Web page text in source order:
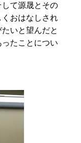
て源晟とその
おはなしされ
いと望んだと
たことについ